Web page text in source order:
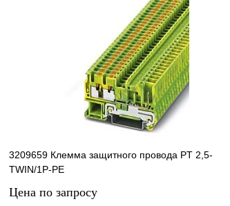
Запросить цену
Сравнение
Под заказ
3209659 Клемма защитного провода PT 2,5-
TWIN/1P-PE
Цена по запросу